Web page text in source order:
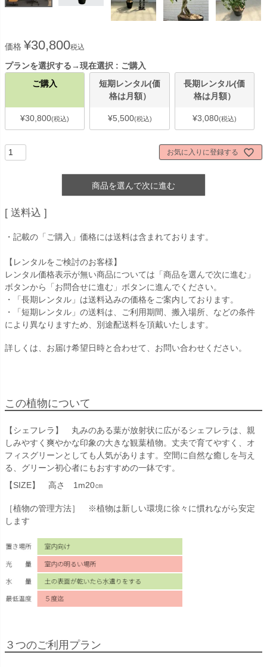
価格 ¥30,800税込
プランを選択する→現在選択
ご購入
ご購入
¥30,800 税込
短期レンタル(価
格は月額）
¥5,500 税込
長期レンタル(価
格は月額）
¥3,080 税込
お気に入りに登録する
商品を選んで次に進む
送料込
・記載の「ご購入」価格には送料は含まれております。
【レンタルをご検討のお客様】
レンタル価格表示が無い商品については「商品を選んで次に進む」
ボタンから「お問合せに進む」ボタンに進んでください。
・「長期レンタル」は送料込みの価格をご案内しております。
・「短期レンタル」の送料は、ご利用期間、搬入場所、などの条件
により異なりますため、別途配送料を頂戴いたします。
詳しくは、お届け希望日時と合わせて、お問い合わせください。
この植物について
【シェフレラ】 丸みのある葉が放射状に広がるシェフレラは、親
しみやすく爽やかな印象の大きな観葉植物。丈夫で育てやすく、オ
フィスグリーンとしても人気があります。空間に自然な癒しを与え
る、グリーン初心者にもおすすめの一鉢です。
【SIZE】 高さ 1m20㎝
［植物の管理方法］ ※植物は新しい環境に徐々に慣れながら安定
します
３つのご利用プラン